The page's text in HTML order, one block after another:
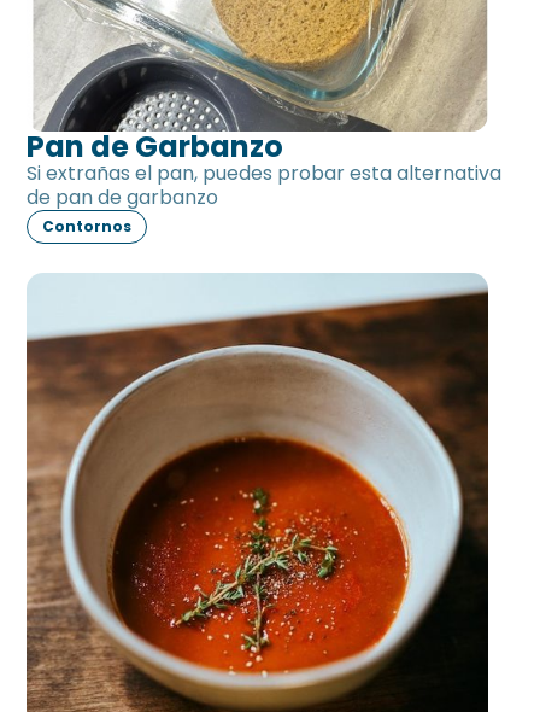
Pan de Garbanzo
Si extrañas el pan, puedes probar esta alternativa
de pan de garbanzo
Contornos
Salsa de tomate sin tomate